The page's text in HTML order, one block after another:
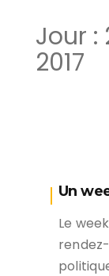
Jour :
2017
Un
Le